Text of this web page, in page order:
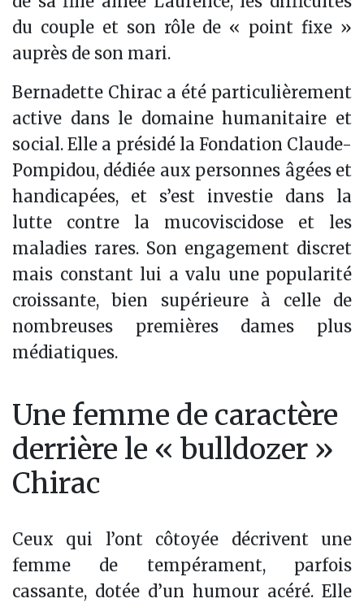
du couple et son rôle de « point fixe »
auprès de son mari.
Bernadette Chirac a été particulièrement
active dans le domaine humanitaire et
social. Elle a présidé la Fondation Claude-
Pompidou, dédiée aux personnes âgées et
handicapées, et s’est investie dans la
lutte contre la mucoviscidose et les
maladies rares. Son engagement discret
mais constant lui a valu une popularité
croissante, bien supérieure à celle de
nombreuses premières dames plus
médiatiques.
Une femme de caractère
derrière le « bulldozer »
Chirac
Ceux qui l’ont côtoyée décrivent une
femme de tempérament, parfois
cassante, dotée d’un humour acéré. Elle